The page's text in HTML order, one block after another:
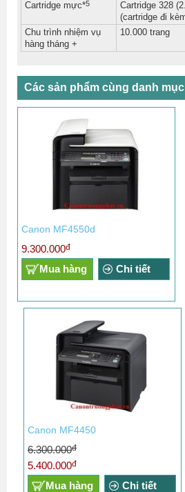
Cartridge mực*5
Cartridge 328
(cartridge đi
Chu trình nhiệm vụ
hàng tháng +
10.000 trang
Các sản phẩm cùng danh mục
Canon MF4550d
9.300.000đ
Mua hàng Chi tiết
Canon MF4450
6.300.000đ
5.400.000đ
Mua hàng Chi tiết